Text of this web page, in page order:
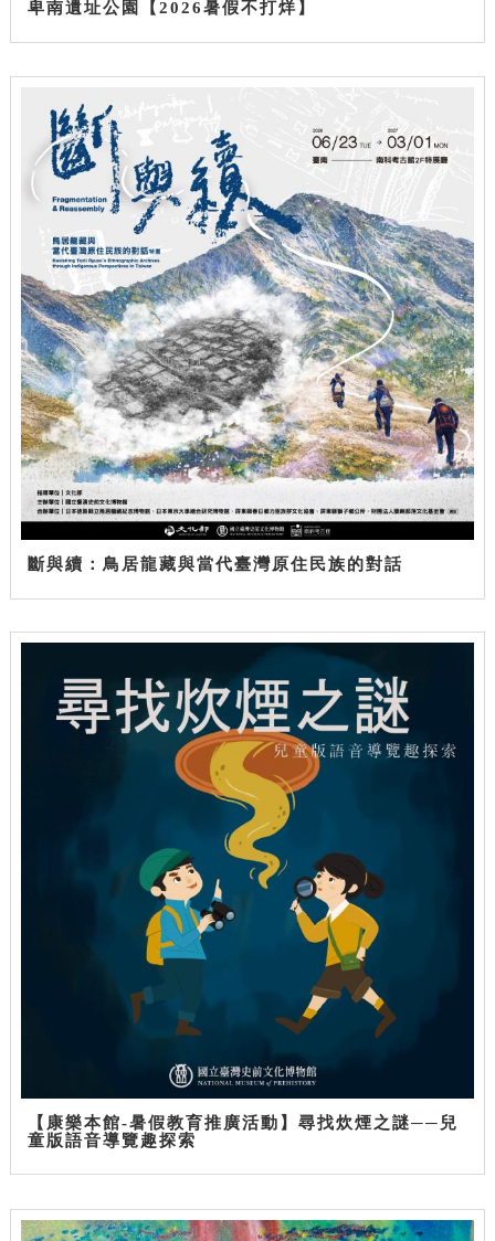
卑南遺址公園【2026暑假不打烊】
斷與續：鳥居龍藏與當代臺灣原住民族的對話
【康樂本館-暑假教育推廣活動】尋找炊煙之謎──兒
童版語音導覽趣探索